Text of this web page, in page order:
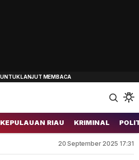
KEPULAUAN RIAU KRIMINAL
20 September 2025 17:31